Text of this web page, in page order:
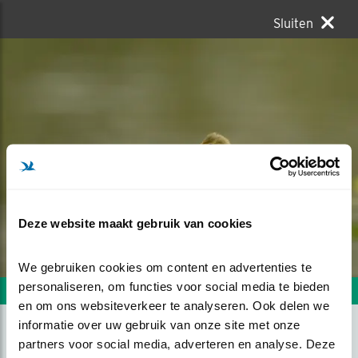
Deze website maakt gebruik van cookies
We gebruiken cookies om content en advertenties te
personaliseren, om functies voor social media te bieden
en om ons websiteverkeer te analyseren. Ook delen we
informatie over uw gebruik van onze site met onze
partners voor social media, adverteren en analyse. Deze
Sluiten
Volgende foto Vorige foto